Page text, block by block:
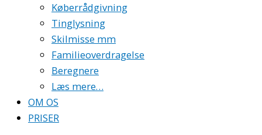
Køberrådgivning
Tinglysning
Skilmisse mm
Familieoverdragelse
Beregnere
Læs mere…
OM OS
PRISER